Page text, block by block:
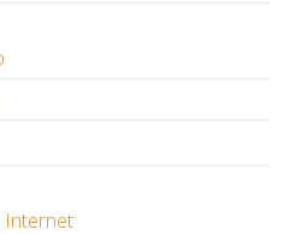
Internet